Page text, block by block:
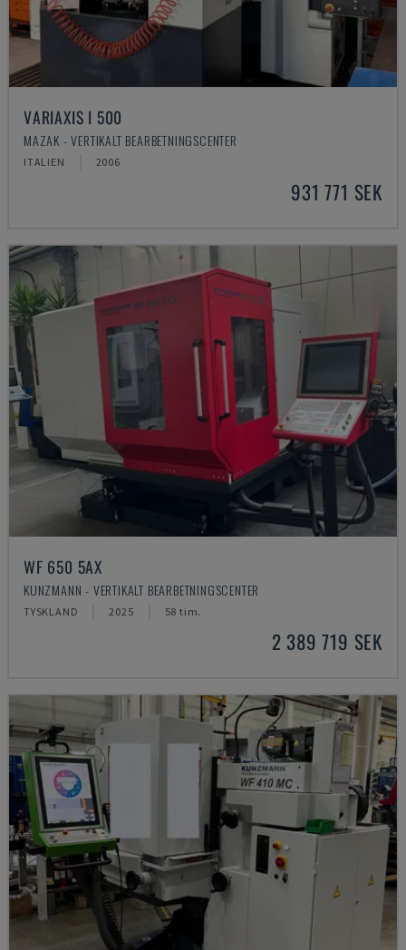
VARIAXIS I 500
MAZAK - VERTIKALT BEARBETNINGSCENTER
ITALIEN 2006
931 771 SEK
WF 650 5AX
KUNZMANN - VERTIKALT BEARBETNINGSCENTER
TYSKLAND 2025 58 tim.
2 389 719 SEK